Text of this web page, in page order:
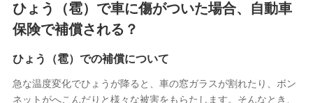
4.家族・友達紹介にて取得した個人情報
被紹介者への連絡、及び当社と取引のあるもしくは委託を受
けている保険会社・提携会社の保険その他に関する情報を提
供し、金融商品等の契約を勧奨するため
アンケートやキャンペーン等の実施のため
上記に係る連絡・手続き・管理等付帯業務を行うため
ひょう（雹）で車に傷がついた場合、自動車
保険で補償される？
ひょう（雹）での補償について
急な温度変化でひょうが降ると、車の窓ガラスが割れたり、ボン
ネットがへこんだりと様々な被害をもらたします。そんなとき、